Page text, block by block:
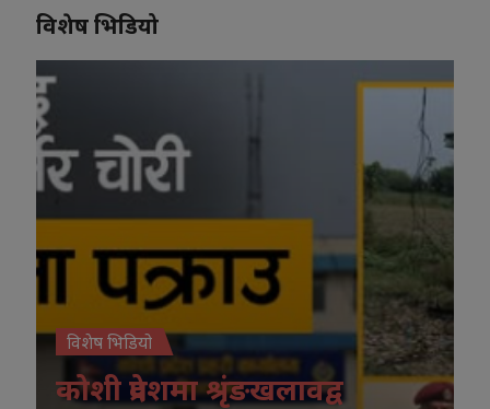
विशेष भिडियो
विशेष भिडियो
कोशी प्रदेशमा श्रृंङखलावद्व